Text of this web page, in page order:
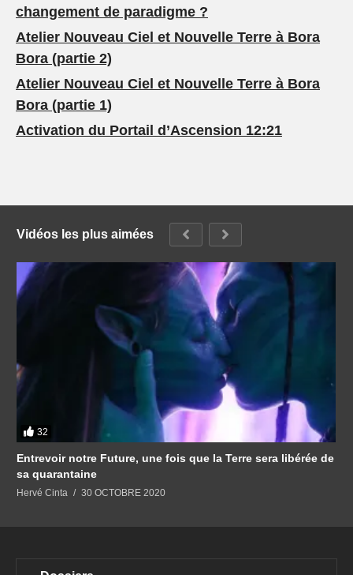
changement de paradigme ?
Atelier Nouveau Ciel et Nouvelle Terre à Bora
Bora (partie 2)
Atelier Nouveau Ciel et Nouvelle Terre à Bora
Bora (partie 1)
Activation du Portail d’Ascension 12:21
Vidéos les plus aimées
32
Entrevoir notre Future, une fois que la Terre sera libérée de
sa quarantaine
Hervé Cinta 30 OCTOBRE 2020